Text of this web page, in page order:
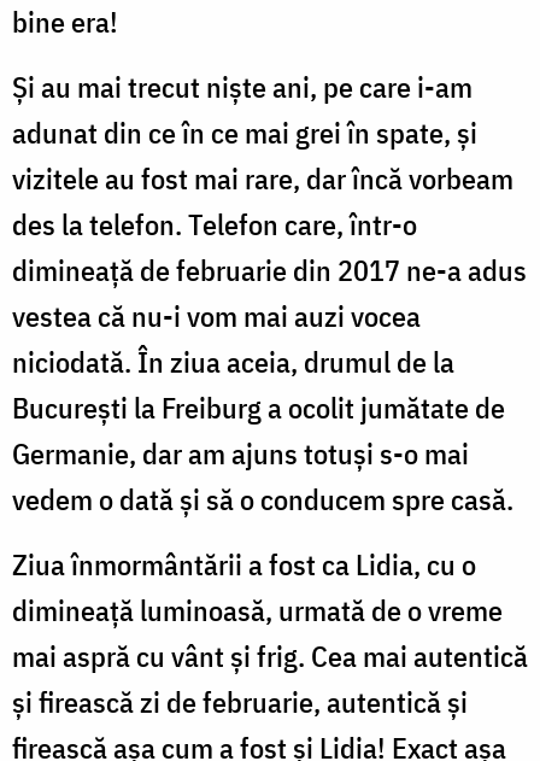
bine era!
Și au mai trecut niște ani, pe care i-am
adunat din ce în ce mai grei în spate, și
vizitele au fost mai rare, dar încă vorbeam
des la telefon. Telefon care, într-o
dimineață de februarie din 2017 ne-a adus
vestea că nu-i vom mai auzi vocea
niciodată. În ziua aceia, drumul de la
București la Freiburg a ocolit jumătate de
Germanie, dar am ajuns totuși s-o mai
vedem o dată și să o conducem spre casă.
Ziua înmormântării a fost ca Lidia, cu o
dimineață luminoasă, urmată de o vreme
mai aspră cu vânt și frig. Cea mai autentică
și firească zi de februarie, autentică și
firească așa cum a fost și Lidia! Exact așa